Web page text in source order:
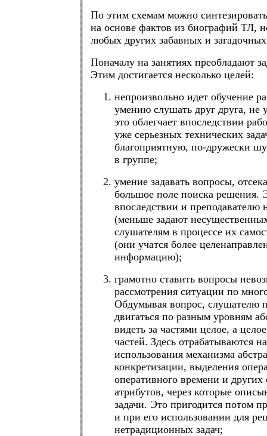
По этим схемам можно
на основе фактов из биографий ТЛ,
любых других забавных и
Поначалу на занятиях преобладают
Этим достигается несколько целей:
непроизвольно идет обучение
умению слушать друг друга, не
это облегчает впоследствии
уже серьезных технических
благоприятную, по-дружески
в группе;
умение задавать вопросы,
большое поле поиска решения.
впоследствии и преподавателю
(меньше задают
слушателям в процессе их
(они учатся более
информацию);
грамотно ставить вопросы
рассмотрения ситуации по
Обдумывая вопрос, слушателю
двигаться по разным уровням
видеть за частями целое, а
частей. Здесь отрабатываются
использования механизма
конкретизации, выделения
оперативного времени и
атрибутов, через которые
задачи. Это пригодится потом
и при его использовании для
нетрадиционных задач;